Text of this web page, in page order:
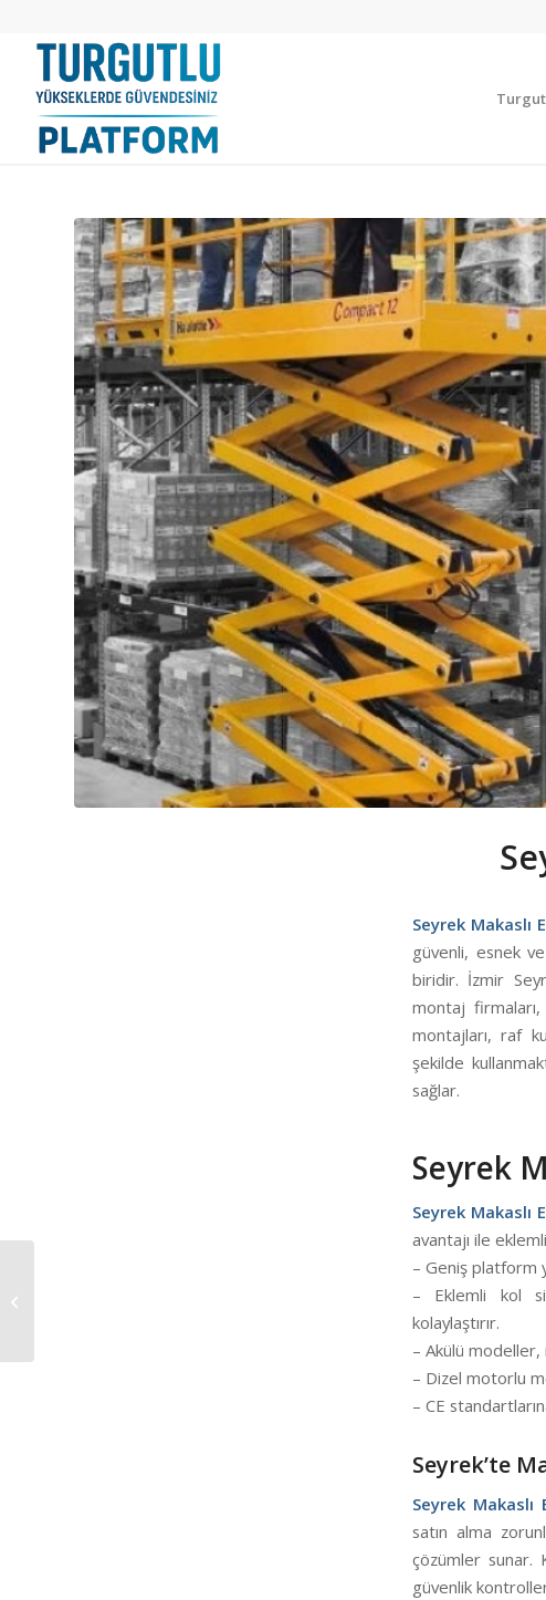
Seyrek Makaslı
güvenli, esnek
biridir. İzmir
montaj
montajları, raf
şekilde
sağlar.
Seyrek
Seyrek Makaslı
avantajı ile
– Geniş platform
– Eklemli kol
kolaylaştırır.
– Akülü modeller,
– Dizel motorlu
– CE
Seyrek’te
Seyrek
satın alma
çözümler sunar.
güvenlik